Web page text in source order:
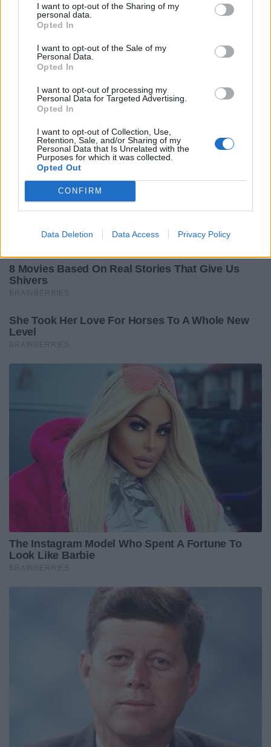
I want to opt-out of the Sharing of my
personal data.
Opted In
I want to opt-out of the Sale of my
Personal Data.
Opted In
I want to opt-out of processing my
Personal Data for Targeted Advertising.
Opted In
I want to opt-out of Collection, Use,
Retention, Sale, and/or Sharing of my
Personal Data that Is Unrelated with the
Purposes for which it was collected.
Opted Out
CONFIRM
Data Deletion Data Access Privacy Policy